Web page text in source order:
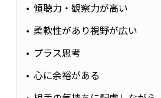
傾聴力・観察力が高い
柔軟性があり視野が広い
プラス思考
心に余裕がある